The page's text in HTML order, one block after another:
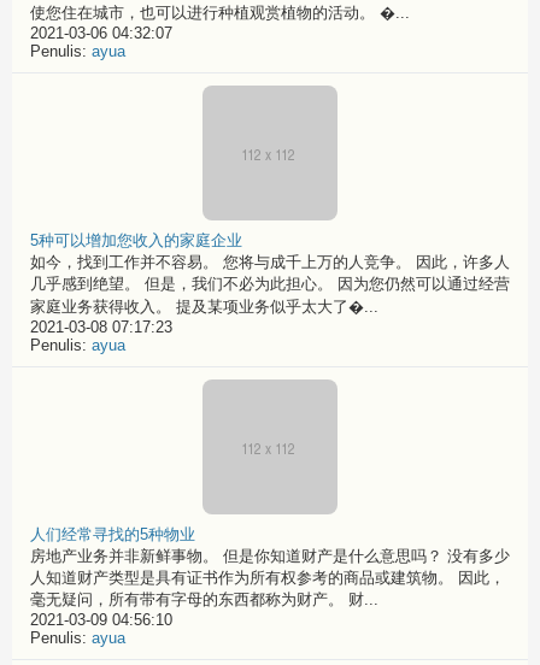
使您住在城市，也可以进行种植观赏植物的活动。 �...
2021-03-06 04:32:07
Penulis: ayua
5种可以增加您收入的家庭企业
如今，找到工作并不容易。 您将与成千上万的人竞争。 因此，许多人
几乎感到绝望。 但是，我们不必为此担心。 因为您仍然可以通过经营
家庭业务获得收入。 提及某项业务似乎太大了�...
2021-03-08 07:17:23
Penulis: ayua
人们经常寻找的5种物业
房地产业务并非新鲜事物。 但是你知道财产是什么意思吗？ 没有多少
人知道财产类型是具有证书作为所有权参考的商品或建筑物。 因此，
毫无疑问，所有带有字母的东西都称为财产。 财...
2021-03-09 04:56:10
Penulis: ayua